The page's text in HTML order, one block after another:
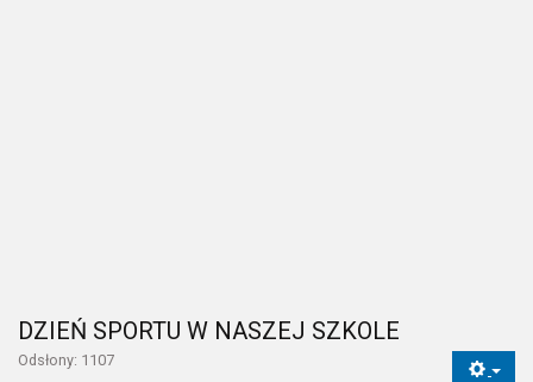
DZIEŃ SPORTU W NASZEJ SZKOLE
Odsłony: 1107